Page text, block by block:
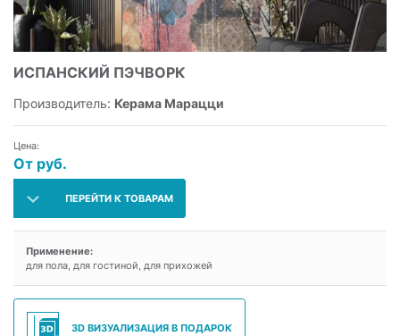
ИСПАНСКИЙ ПЭЧВОРК
Производитель: Керама Марацци
Цена:
От руб.
ПЕРЕЙТИ К ТОВАРАМ
Применение:
для пола, для гостиной, для прихожей
3D ВИЗУАЛИЗАЦИЯ В ПОДАРОК